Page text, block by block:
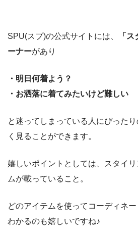
SPU(スプ)の公式サイトには、
「
ーナーがあり
・明日何着よう？
・お洒落に着てみたいけど難しい
と迷ってしまっている人にぴった
く見ることができます。
嬉しいポイントとしては、スタイ
ムが載っていること。
どのアイテムを使ってコーディネ
わかるのも嬉しいですね♪